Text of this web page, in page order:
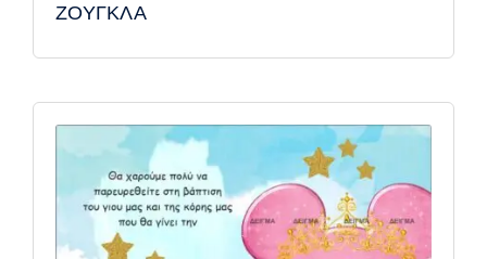
ΖΟΥΓΚΛΑ